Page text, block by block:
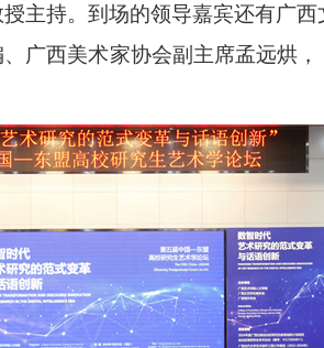
主持。到场的领导嘉宾还有广
广西美术家协会副主席孟远烘